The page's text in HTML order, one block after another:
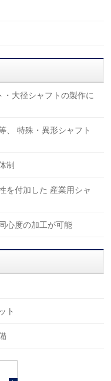
大径シャフトの製作に
、 特殊・異形シャフト
制
を付加した 産業用シャ
心度の加工が可能
ト